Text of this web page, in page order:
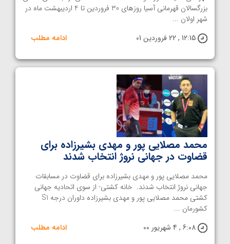
بزرگسالان قهرمانی آسیا روزهای 30 فروردین تا 4 اردیبهشت ماه در
شهر اولان ...
12:15 , 22 فروردین 01
ادامه مطلب
محمد مصلایی پور و مهدی بشیرزاده برای
قضاوت در جهانی نروژ انتخاب شدند
محمد مصلایی پور و مهدی بشیرزاده برای قضاوت در مسابقات
جهانی نروژ انتخاب شدند. خانه کشتی- از سوی اتحادیه جهانی
کشتی محمد مصلایی پور و مهدی بشیرزاده داوران درجه S1
کشورمان ...
6:08 , 4 شهریور 00
ادامه مطلب